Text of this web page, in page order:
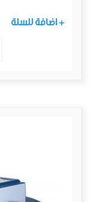
+ اضافة للسلة